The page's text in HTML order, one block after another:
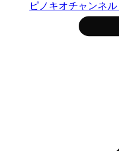
ピノキオチャンネル